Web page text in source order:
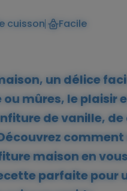
cuissonNiveau
Facile
un délice
mûres, le plaisir
de vanille, de
maison en
parfaite pour